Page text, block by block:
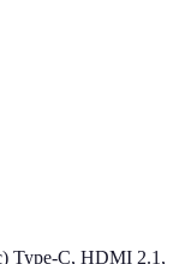
Type-C, HDMI 2.1,